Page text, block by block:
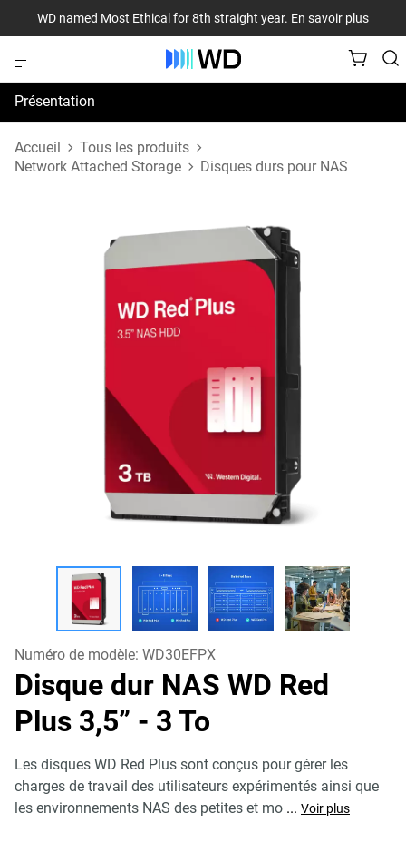
WD named Most Ethical for 8th straight year. En savoir plus
Présentation
Spécifications
Accueil
Tous les produits
Network Attached Storage
Disques durs pour NAS
Numéro de modèle: WD30EFPX
Disque dur NAS WD Red
Plus 3,5” - 3 To
Les disques WD Red Plus sont conçus pour gérer les
charges de travail des utilisateurs expérimentés ainsi que
les environnements NAS des petites et mo ... Voir plus